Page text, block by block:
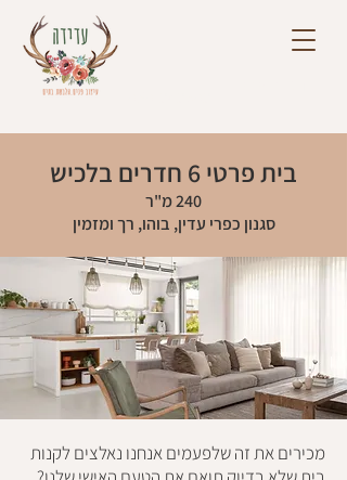
בית פרטי 6 חדרים בלכיש
240 מ"ר
סגנון כפרי עדין, בוהו, רך ומזמין
מכירים את זה שלפעמים אנחנו נאלצים לקנות